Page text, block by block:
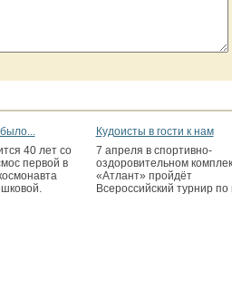
40 лет со
первой в
Кудоисты в гости к нам
7 апреля в спортивно-
оздоровительном
«Атлант» пройдёт
Всероссийский турнир по